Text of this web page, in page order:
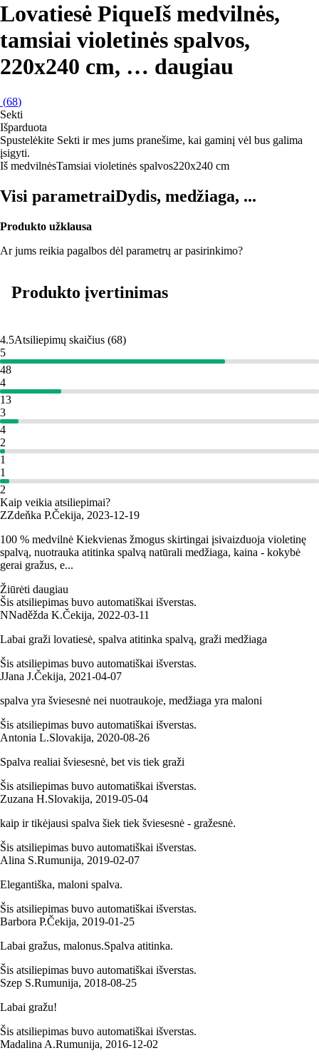
Lovatiesė PiqueIš medvilnės,
tamsiai violetinės spalvos,
220x240 cm, … daugiau
(68)
Sekti
Išparduota
Spustelėkite Sekti ir mes jums pranešime, kai gaminį vėl bus galima
įsigyti.
Iš medvilnėsTamsiai violetinės spalvos220x240 cm
Visi parametraiDydis, medžiaga, ...
Produkto užklausa
Ar jums reikia pagalbos dėl parametrų ar pasirinkimo?
Produkto įvertinimas
4.5Atsiliepimų skaičius (68)
5
48
4
13
3
4
2
1
1
2
Kaip veikia atsiliepimai?
ZZdeňka P.Čekija, 2023‑12‑19
100 % medvilnė Kiekvienas žmogus skirtingai įsivaizduoja violetinę
spalvą, nuotrauka atitinka spalvą natūrali medžiaga, kaina - kokybė
gerai gražus, e...
Žiūrėti daugiau
Šis atsiliepimas buvo automatiškai išverstas.
NNaděžda K.Čekija, 2022‑03‑11
Labai graži lovatiesė, spalva atitinka spalvą, graži medžiaga
Šis atsiliepimas buvo automatiškai išverstas.
JJana J.Čekija, 2021‑04‑07
spalva yra šviesesnė nei nuotraukoje, medžiaga yra maloni
Šis atsiliepimas buvo automatiškai išverstas.
Antonia L.Slovakija, 2020‑08‑26
Spalva realiai šviesesnė, bet vis tiek graži
Šis atsiliepimas buvo automatiškai išverstas.
Zuzana H.Slovakija, 2019‑05‑04
kaip ir tikėjausi spalva šiek tiek šviesesnė - gražesnė.
Šis atsiliepimas buvo automatiškai išverstas.
Alina S.Rumunija, 2019‑02‑07
Elegantiška, maloni spalva.
Šis atsiliepimas buvo automatiškai išverstas.
Barbora P.Čekija, 2019‑01‑25
Labai gražus, malonus.Spalva atitinka.
Šis atsiliepimas buvo automatiškai išverstas.
Szep S.Rumunija, 2018‑08‑25
Labai gražu!
Šis atsiliepimas buvo automatiškai išverstas.
Madalina A.Rumunija, 2016‑12‑02